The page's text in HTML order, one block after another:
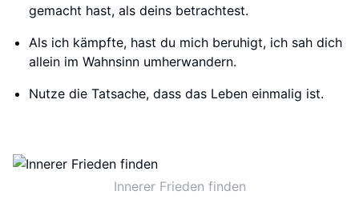
gemacht hast, als deins betrachtest.
Als ich kämpfte, hast du mich beruhigt, ich sah dich
allein im Wahnsinn umherwandern.
Nutze die Tatsache, dass das Leben einmalig ist.
Innerer Frieden finden